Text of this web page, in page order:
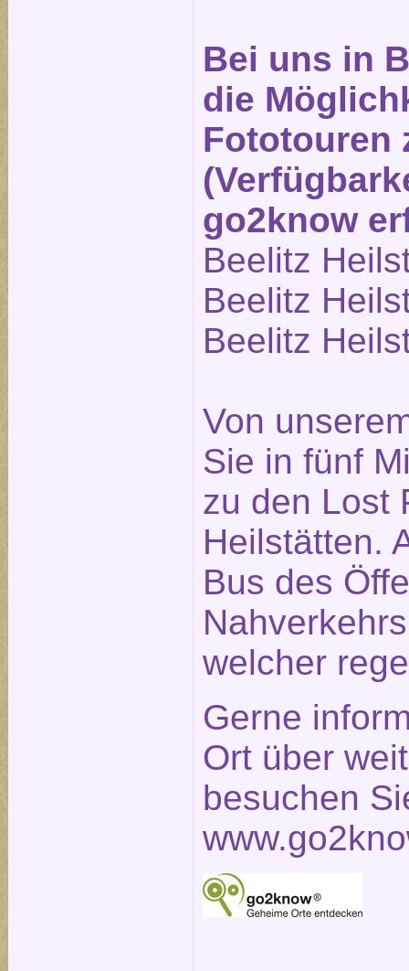
Bei uns in
die
Fototouren
go2know
Beelitz
Beelitz
Beelitz
Von
Sie in fünf
zu den Lost
Heilstätten.
Bus des
welcher
Gerne
Ort über
besuchen